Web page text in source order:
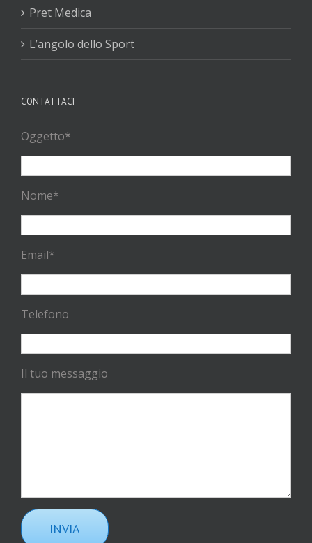
Pret Medica
L’angolo dello Sport
CONTATTACI
Oggetto*
Nome*
Email*
Telefono
Il tuo messaggio